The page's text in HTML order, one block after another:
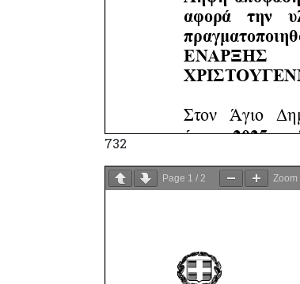
732
Page 1 / 2 Zoom